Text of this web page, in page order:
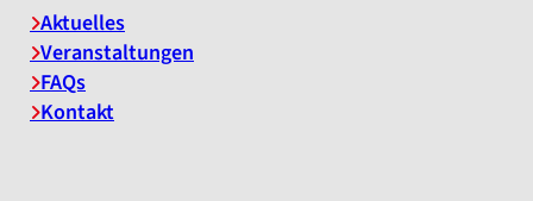
Aktuelles
Veranstaltungen
FAQs
Kontakt